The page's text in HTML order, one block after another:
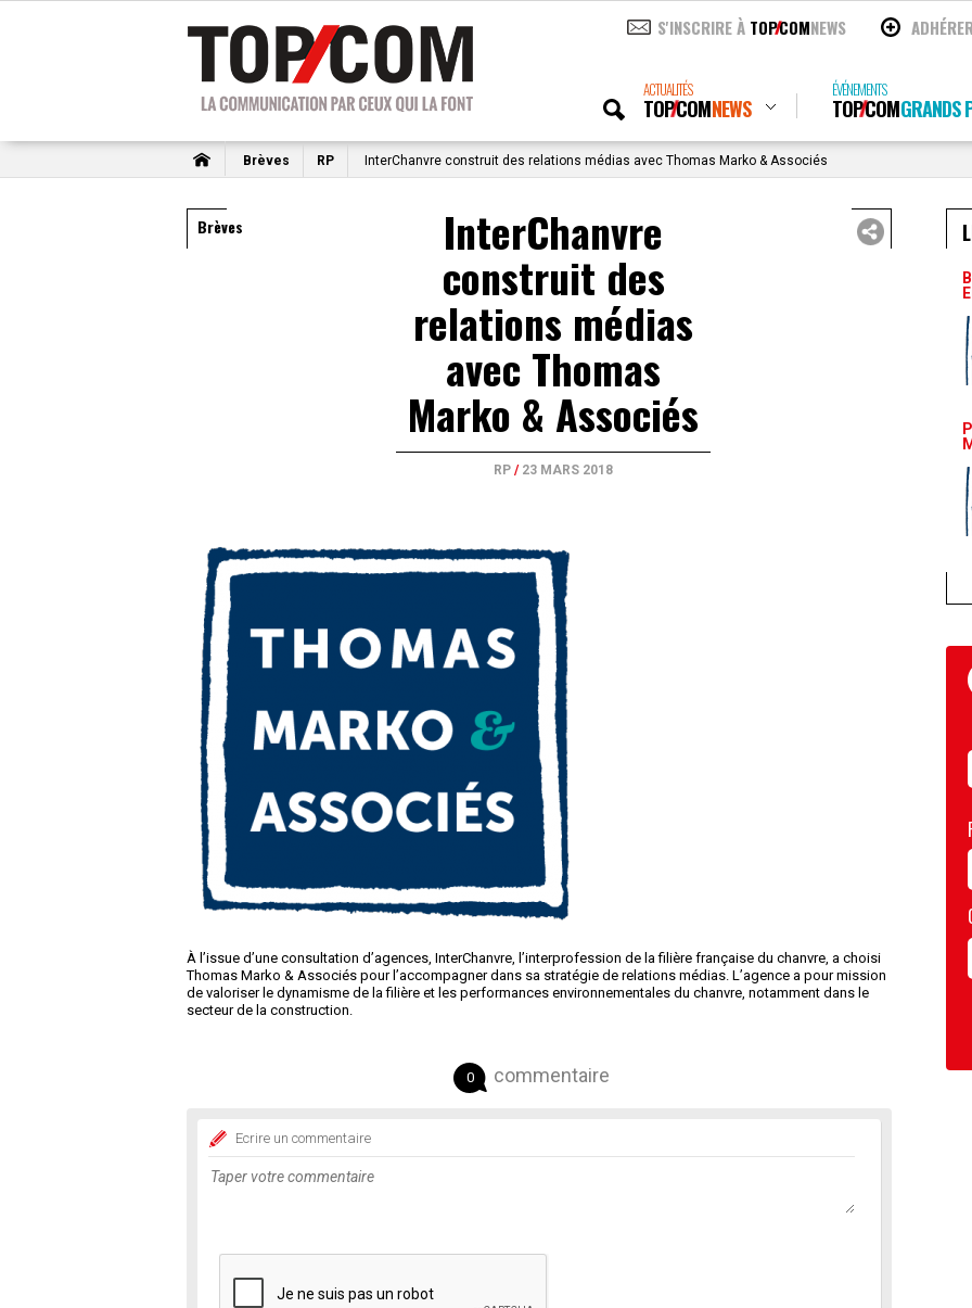
S'INSCRIRE À TOPCOMNEWS
ACTUALITÉS
TOPCOMNEWS
ÉVÉNEMENTS
TOPCOMGRANDS
Brèves RP InterChanvre construit des relations médias avec Thomas Marko & Associés
Brèves InterChanvre
construit des
relations médias
avec Thomas
Marko & Associés
RP / 23 MARS 2018
À l’issue d’une consultation d’agences, InterChanvre, l’interprofession de la filière française du chanvre, a choisi
Thomas Marko & Associés pour l’accompagner dans sa stratégie de relations médias. L’agence a pour mission
de valoriser le dynamisme de la filière et les performances environnementales du chanvre, notamment dans le
secteur de la construction.
0 commentaire
Ecrire un commentaire